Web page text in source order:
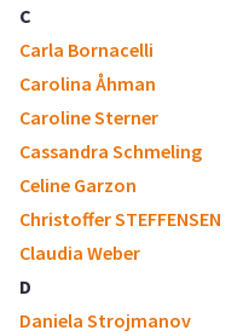
C
Carla Bornacelli
Carolina Åhman
Caroline Sterner
Cassandra Schmeling
Celine Garzon
Christoffer STEFFENSEN
Claudia Weber
D
Daniela Strojmanov